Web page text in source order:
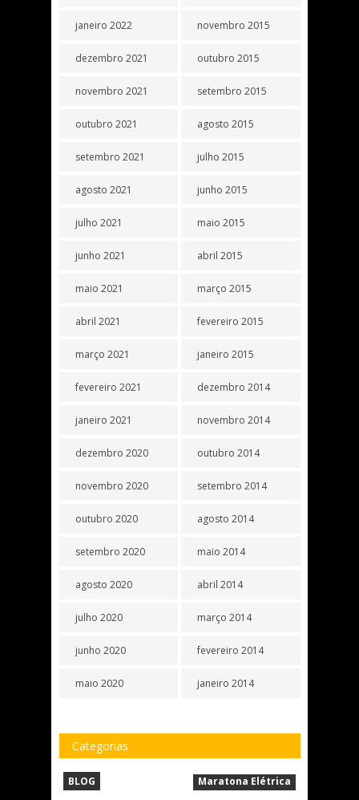
janeiro 2022
dezembro 2021
novembro 2021
outubro 2021
setembro 2021
agosto 2021
julho 2021
junho 2021
maio 2021
abril 2021
março 2021
fevereiro 2021
janeiro 2021
dezembro 2020
novembro 2020
outubro 2020
setembro 2020
agosto 2020
julho 2020
junho 2020
maio 2020
novembro 2015
outubro 2015
setembro 2015
agosto 2015
julho 2015
junho 2015
maio 2015
abril 2015
março 2015
fevereiro 2015
janeiro 2015
dezembro 2014
novembro 2014
outubro 2014
setembro 2014
agosto 2014
maio 2014
abril 2014
março 2014
fevereiro 2014
janeiro 2014
Categorias
BLOG Maratona Elétrica